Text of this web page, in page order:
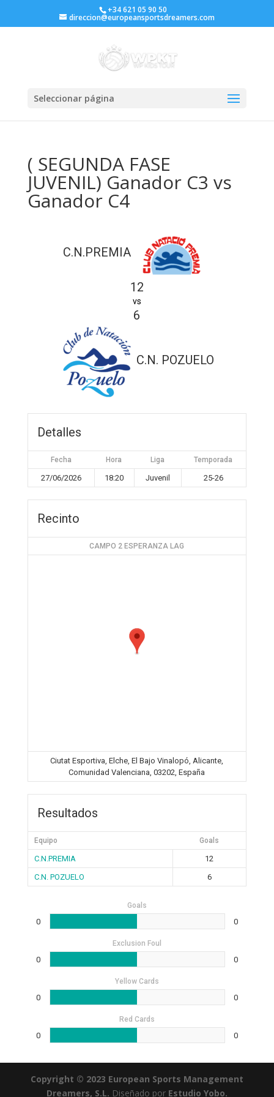
+34 621 05 90 50
direccion@europeansportsdreamers.com
Seleccionar página
( SEGUNDA FASE
JUVENIL) Ganador C3 vs
Ganador C4
C.N.PREMIA
12
vs
6
C.N. POZUELO
Detalles
Fecha Hora Liga Temporada
27/06/2026 18:20 Juvenil 25-26
Recinto
CAMPO 2 ESPERANZA LAG
Ciutat Esportiva, Elche, El Bajo Vinalopó, Alicante,
Comunidad Valenciana, 03202, España
Resultados
Equipo Goals
C.N.PREMIA
12
C.N. POZUELO
6
Goals
0 0
Exclusion Foul
0 0
Yellow Cards
0 0
Red Cards
0 0
Copyright © 2023 European Sports Management
Dreamers, S.L. Diseñado por Estudio Yobo.